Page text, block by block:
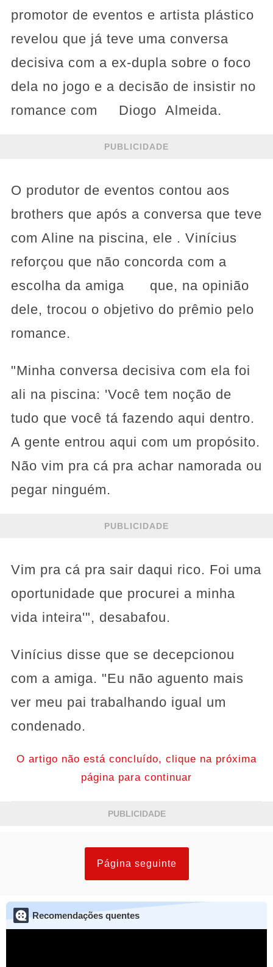
promotor de eventos e artista plástico
revelou que já teve uma conversa
decisiva com a ex-dupla sobre o foco
dela no jogo e a decisão de insistir no
romance com Diogo Almeida.
PUBLICIDADE
O produtor de eventos contou aos
brothers que após a conversa que teve
com Aline na piscina, ele . Vinícius
reforçou que não concorda com a
escolha da amiga que, na opinião
dele, trocou o objetivo do prêmio pelo
romance.
"Minha conversa decisiva com ela foi
ali na piscina: 'Você tem noção de
tudo que você tá fazendo aqui dentro.
A gente entrou aqui com um propósito.
Não vim pra cá pra achar namorada ou
pegar ninguém.
PUBLICIDADE
Vim pra cá pra sair daqui rico. Foi uma
oportunidade que procurei a minha
vida inteira'", desabafou.
Vinícius disse que se decepcionou
com a amiga. "Eu não aguento mais
ver meu pai trabalhando igual um
condenado.
O artigo não está concluído, clique na próxima
página para continuar
PUBLICIDADE
Página seguinte
Recomendações quentes